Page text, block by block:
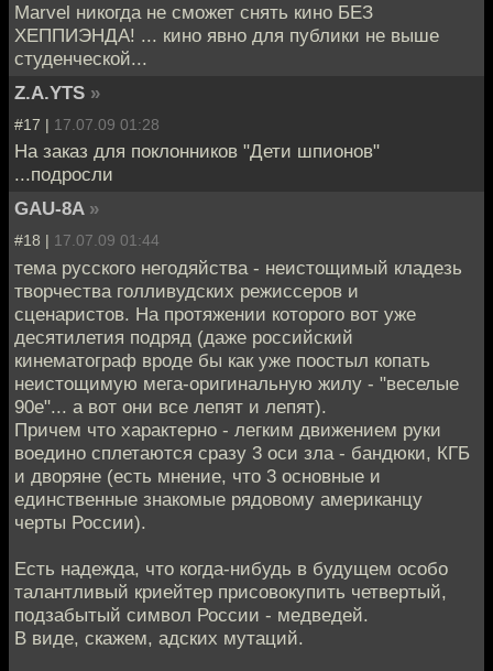
Marvel никогда не сможет снять кино БЕЗ
ХЕППИЭНДА! ... кино явно для публики не выше
студенческой...
Z.A.YTS »
#17 | 17.07.09 01:28
На заказ для поклонников "Дети шпионов"
...подросли
GAU-8A »
#18 | 17.07.09 01:44
тема русского негодяйства - неистощимый кладезь
творчества голливудских режиссеров и
сценаристов. На протяжении которого вот уже
десятилетия подряд (даже российский
кинематограф вроде бы как уже поостыл копать
неистощимую мега-оригинальную жилу - "веселые
90е"... а вот они все лепят и лепят).
Причем что характерно - легким движением руки
воедино сплетаются сразу 3 оси зла - бандюки, КГБ
и дворяне (есть мнение, что 3 основные и
единственные знакомые рядовому американцу
черты России).
Есть надежда, что когда-нибудь в будущем особо
талантливый криейтер присовокупить четвертый,
подзабытый символ России - медведей.
В виде, скажем, адских мутаций.